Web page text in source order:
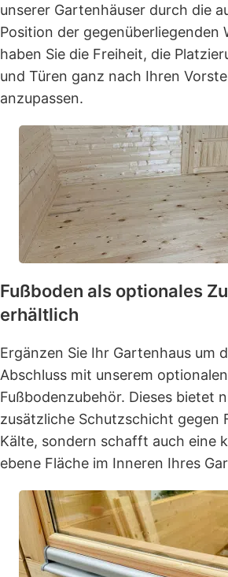
unserer Gartenhäuser durch die
Position der gegenüberliegenden
haben Sie die Freiheit, die
und Türen ganz nach Ihren
anzupassen.
Fußboden als optionales
erhältlich
Ergänzen Sie Ihr Gartenhaus um
Abschluss mit unserem optionalen
Fußbodenzubehör. Dieses bietet
zusätzliche Schutzschicht gegen
Kälte, sondern schafft auch eine
ebene Fläche im Inneren Ihres